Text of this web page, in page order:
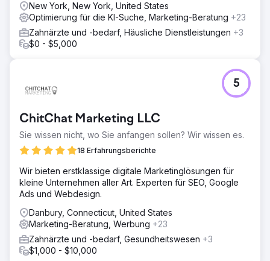
New York, New York, United States
Optimierung für die KI-Suche, Marketing-Beratung +23
Zahnärzte und -bedarf, Häusliche Dienstleistungen +3
$0 - $5,000
ChitChat Marketing LLC
Sie wissen nicht, wo Sie anfangen sollen? Wir wissen es.
18 Erfahrungsberichte
5
Wir bieten erstklassige digitale Marketinglösungen für
kleine Unternehmen aller Art. Experten für SEO, Google
Ads und Webdesign.
Danbury, Connecticut, United States
Marketing-Beratung, Werbung +23
Zahnärzte und -bedarf, Gesundheitswesen +3
$1,000 - $10,000